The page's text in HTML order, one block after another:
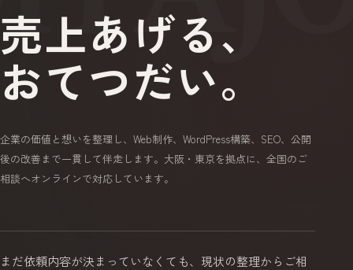
売上あげる、
おてつだい。
企業の価値と想いを整理し、Web制作、WordPress構築、SEO、公開
後の改善まで一貫して伴走します。大阪・東京を拠点に、全国のご
相談へオンラインで対応しています。
まだ依頼内容が決まっていなくても、 現状の整理からご相